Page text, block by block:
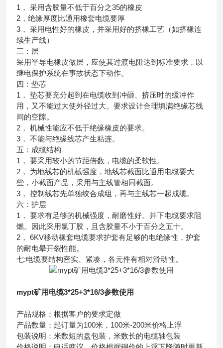
1， 采用含胶量不低于百分之35的橡皮
2，绝缘厚度比通用橡套电缆要厚
3， 采用电性好的橡皮，并采用好的挤橡工艺（如挤橡连
续生产线）
三：层
采用半导电橡皮做层，应使其过渡电阻达到标准要求，以
继电保护系统在事故状态下动作。
四：垫芯
1， 垫芯要充分起到在电缆收到冲砸、挤压时的缓冲作
用，又不能过大使外径过大。要求设计合理填满绝缘芯线
间的空隙。
2， 机械性能应不低于绝缘橡皮的要求。
3， 不能与绝缘线芯产生粘连。
五：成缆结构
1， 要采用较小的节距倍数，电缆的柔软性。
2， 为地线芯的机械强度，地线芯截面比通用电缆要大
些，小截面产品，采用与主线管相同截面。
3， 控制线芯先单独绞合成组，再与主线芯一起成缆。
六：护层
1， 要求有足够的机械强度，耐磨性好。井下电缆要求阻
燃。因此采用氯丁胶，且含胶量不小于百分之五十。
2， 6KV移动橡套电缆要求护套有足够的电绝缘性，护套
的耐电晕开裂性能。
七:电缆要结构密实、紧凑，各元件有相对滑动性。
mypt矿用电缆3*25+3*16/3参数使用
产品规格：根据客户的要求定做
产品数量：起订量为100米，100米-200米价格上浮
包装说明：米数短的盘包装，米数长的电缆轴包装